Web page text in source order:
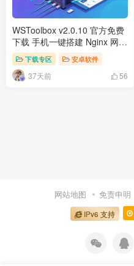
WSToolbox v2.0.10 官方免费
下载 手机一键搭建 Nginx 网站
服务器工具
下载专区 安卓软件
37天前 56
网站地图 免责申明
IPv6 支持